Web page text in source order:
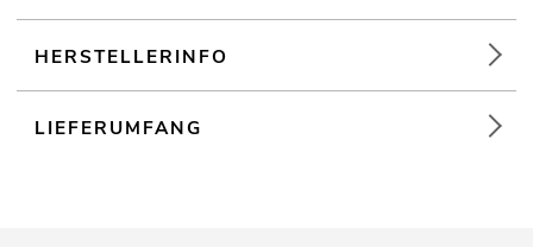
HERSTELLERINFO
LIEFERUMFANG